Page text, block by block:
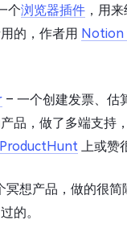
个浏览器插件 ，用
的，作者用 Notion
– 一个创建发票、估
品，做了多端支持
ProductHunt 上或赞
冥想产品，做的很简
的。